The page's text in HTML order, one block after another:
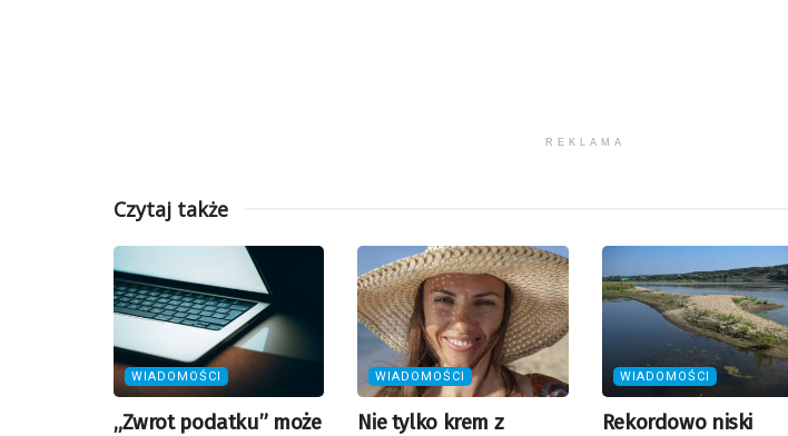
REKLAMA
Czytaj także
WIADOMOŚCI
„Zwrot podatku” może
WIADOMOŚCI
Nie tylko krem z
WIADOMOŚCI
Rekordowo niski